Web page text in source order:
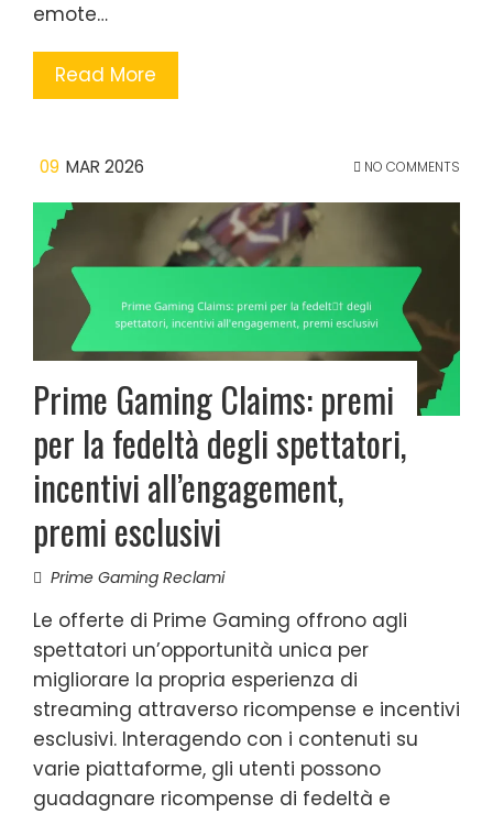
emote…
Read More
09 MAR 2026 NO COMMENTS
Prime Gaming Claims: premi
per la fedeltà degli spettatori,
incentivi all’engagement,
premi esclusivi
Prime Gaming Reclami
Le offerte di Prime Gaming offrono agli
spettatori un’opportunità unica per
migliorare la propria esperienza di
streaming attraverso ricompense e incentivi
esclusivi. Interagendo con i contenuti su
varie piattaforme, gli utenti possono
guadagnare ricompense di fedeltà e